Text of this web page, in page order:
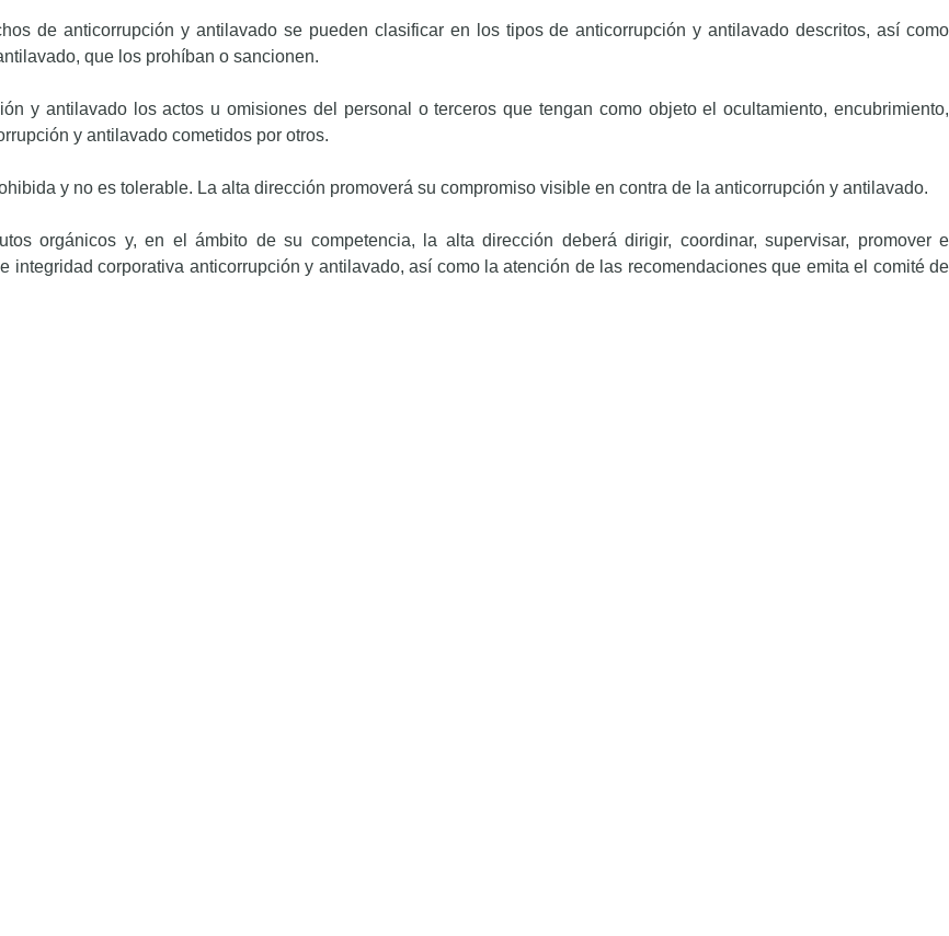
de anticorrupción y antilavado se pueden clasificar en los tipos de anticorrupción y antilavado descritos, así como
que los prohíban o sancionen.
y antilavado los actos u omisiones del personal o terceros que tengan como objeto el ocultamiento, encubrimiento,
y antilavado cometidos por otros.
y no es tolerable. La alta dirección promoverá su compromiso visible en contra de la anticorrupción y antilavado.
orgánicos y, en el ámbito de su competencia, la alta dirección deberá dirigir, coordinar, supervisar, promover e
corporativa anticorrupción y antilavado, así como la atención de las recomendaciones que emita el comité de